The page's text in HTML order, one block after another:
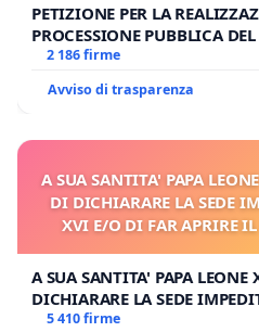
PETIZIONE PER LA
PROCESSIONE PUBBLICA
MILANO
2 186 firme
Avviso di trasparenza
A SUA SANTITA' PAPA
DI DICHIARARE LA SEDE
XVI E/O DI FAR APRIRE IL
A SUA SANTITA' PAPA
DICHIARARE LA SEDE
E/O DI FAR APRIRE IL
5 410 firme